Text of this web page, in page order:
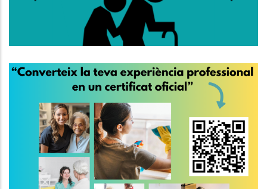
El 30 De Març És El Dia
Internacional De Les
Treballadores De La Llar I De Les
Cures
S. socials,P. econòmica